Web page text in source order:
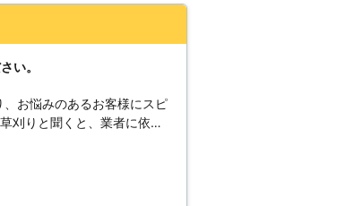
い。
お悩みのあるお客様にスピ
刈りと聞くと、業者に依頼
んが、草刈りというのは意外
しないと脱水症状を起こす
約をしようと思っていても